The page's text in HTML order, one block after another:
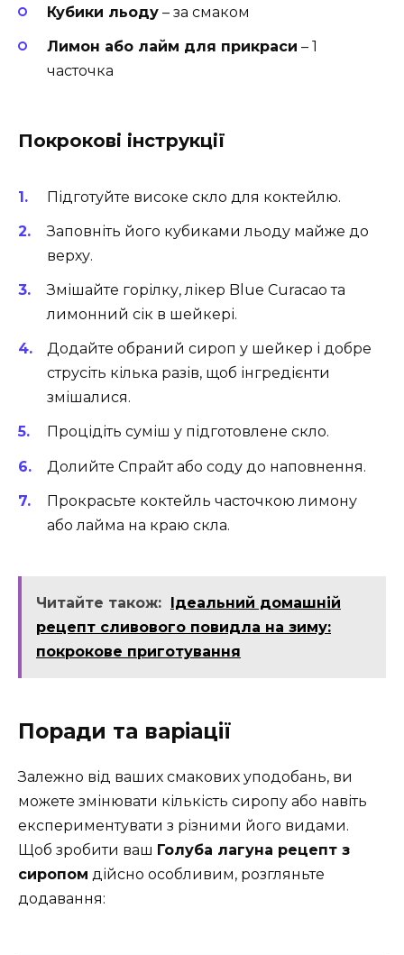
Кубики льоду – за смаком
Лимон або лайм для прикраси – 1
часточка
Покрокові інструкції
Підготуйте високе скло для коктейлю.
Заповніть його кубиками льоду майже до
верху.
Змішайте горілку, лікер Blue Curacao та
лимонний сік в шейкері.
Додайте обраний сироп у шейкер і добре
струсіть кілька разів, щоб інгредієнти
змішалися.
Процідіть суміш у підготовлене скло.
Долийте Спрайт або соду до наповнення.
Прокрасьте коктейль часточкою лимону
або лайма на краю скла.
Читайте також: Ідеальний домашній
рецепт сливового повидла на зиму:
покрокове приготування
Поради та варіації
Залежно від ваших смакових уподобань, ви
можете змінювати кількість сиропу або навіть
експериментувати з різними його видами.
Щоб зробити ваш Голуба лагуна рецепт з
сиропом дійсно особливим, розгляньте
додавання: